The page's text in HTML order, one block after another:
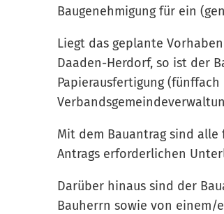
Baugenehmigung für ein
Liegt das geplante
Daaden-Herdorf, so ist der
Papierausfertigung
Mit dem Bauantrag sind
Antrags erforderlichen
Darüber hinaus sind der
Bauherrn sowie von